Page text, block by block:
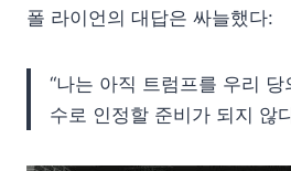
폴 라이언의 대답은 싸늘했다:
“나는 아직 트럼프를 우리
수로 인정할 준비가 되지 않